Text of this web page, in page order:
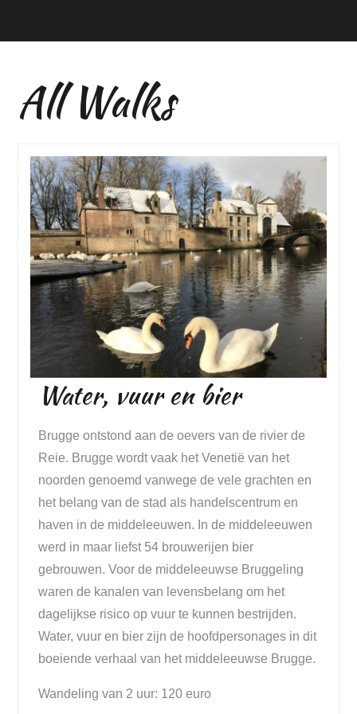
All Walks
Water, vuur en bier
Brugge ontstond aan de oevers van de rivier de
Reie. Brugge wordt vaak het Venetië van het
noorden genoemd vanwege de vele grachten en
het belang van de stad als handelscentrum en
haven in de middeleeuwen. In de middeleeuwen
werd in maar liefst 54 brouwerijen bier
gebrouwen. Voor de middeleeuwse Bruggeling
waren de kanalen van levensbelang om het
dagelijkse risico op vuur te kunnen bestrijden.
Water, vuur en bier zijn de hoofdpersonages in dit
boeiende verhaal van het middeleeuwse Brugge.
Wandeling van 2 uur: 120 euro